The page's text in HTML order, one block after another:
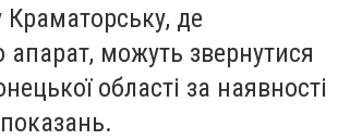
Краматорську, де
апарат, можуть звернутися
області за наявності